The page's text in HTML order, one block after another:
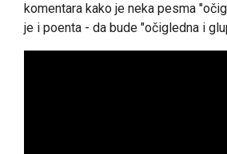
komentara kako je neka pesma
je i poenta - da bude "očigledna i